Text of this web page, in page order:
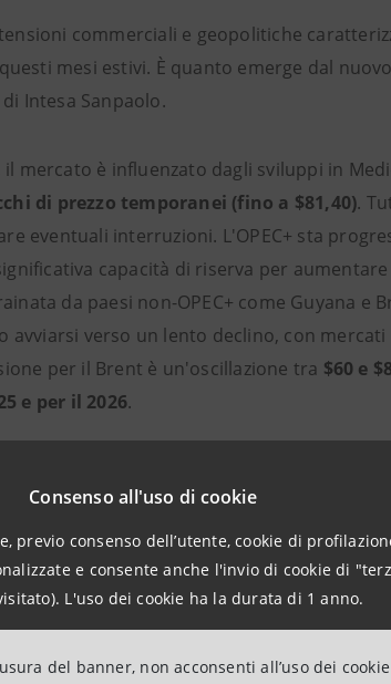
Consenso all'uso di cookie
previo consenso dell’utente, cookie di
e consente anche l'invio di cookie di
L'uso dei cookie ha la durata di 1 anno.
del banner, non acconsenti all’uso dei
commerciali e geopolitiche
mesi estivi. È quanto emerge dal
Intesa Sanpaolo.
il mercato è influenzato dagli sviluppi in
di prezzo temporanei (fino a $81,40).
eventuali interruzioni. L'OPEC+ sta
capacità di riserva per
da paesi non-OPEC+ come Guyana e
avviarsi verso un lento declino, con
per il Brent è un'oscillazione tra $60 e
e per il 2026.
liquefatto (GNL). La situazione è
delle forniture russe via Ucraina dal
tutte le importazioni di gas russo entro la
€30-50 per MWh in estate, con una media
Stati Uniti il benchmark Henry Hub è